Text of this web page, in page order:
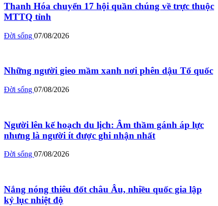
Thanh Hóa chuyển 17 hội quần chúng về trực thuộc
MTTQ tỉnh
Đời sống 07/08/2026
Những người gieo mầm xanh nơi phên dậu Tổ quốc
Đời sống 07/08/2026
Người lên kế hoạch du lịch: Âm thầm gánh áp lực
nhưng là người ít được ghi nhận nhất
Đời sống 07/08/2026
Nắng nóng thiêu đốt châu Âu, nhiều quốc gia lập
kỷ lục nhiệt độ